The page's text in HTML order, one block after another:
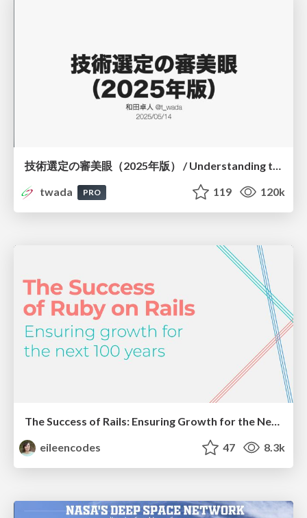
技術選定の審美眼（2025年版） / Understanding the Spiral of Technologies 2025 edition
twada
PRO 119 120k
eileencodes
47 8.3k